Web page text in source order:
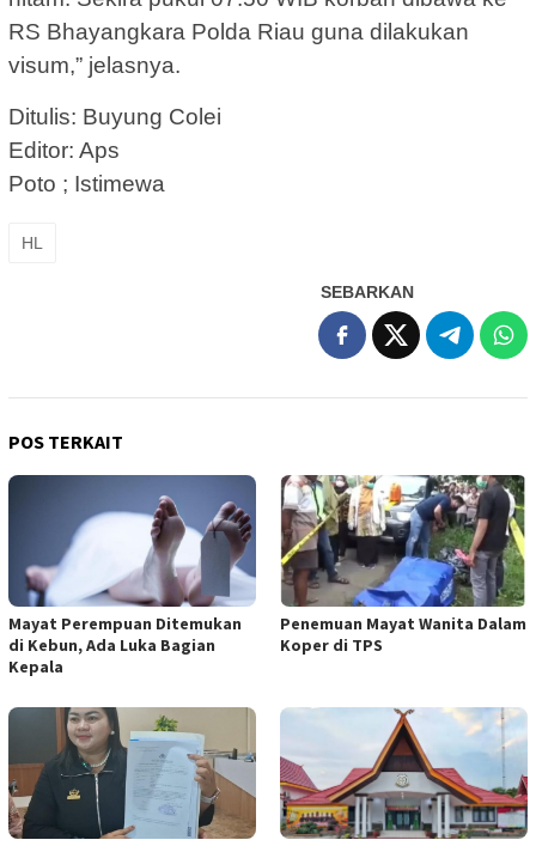
RS Bhayangkara Polda Riau guna dilakukan
visum,” jelasnya.
Ditulis: Buyung Colei
Editor: Aps
Poto ; Istimewa
HL
SEBARKAN
POS TERKAIT
Mayat Perempuan Ditemukan
di Kebun, Ada Luka Bagian
Kepala
Penemuan Mayat Wanita Dalam
Koper di TPS